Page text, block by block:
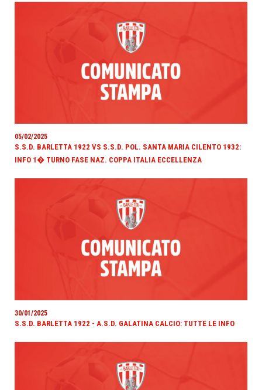
05/02/2025
S.S.D. BARLETTA 1922 VS S.S.D. POL. SANTA MARIA CILENTO 1932:
INFO 1� TURNO FASE NAZ. COPPA ITALIA ECCELLENZA
30/01/2025
S.S.D. BARLETTA 1922 - A.S.D. GALATINA CALCIO: TUTTE LE INFO